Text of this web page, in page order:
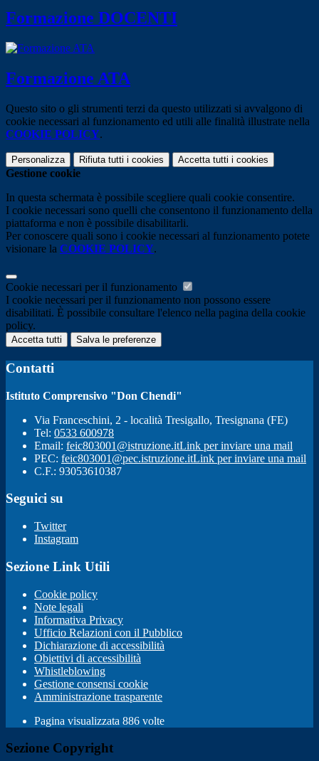
Formazione DOCENTI
Formazione ATA
Questo sito o gli strumenti terzi da questo utilizzati si avvalgono di
cookie necessari al funzionamento ed utili alle finalità illustrate nella
COOKIE POLICY.
Personalizza Rifiuta tutti i cookies Accetta tutti i cookies
Gestione cookie
In questa schermata è possibile scegliere quali cookie consentire.
I cookie necessari sono quelli che consentono il funzionamento della
piattaforma e non è possibile disabilitarli.
Per conoscere quali sono i cookie necessari al funzionamento potete
visionare la COOKIE POLICY.
Cookie necessari per il funzionamento
I cookie necessari per il funzionamento non possono essere
disabilitati. È possibile consultare l'elenco nella pagina della cookie
policy.
Accetta tutti Salva le preferenze
Contatti
Istituto Comprensivo "Don Chendi"
Via Franceschini, 2 - località Tresigallo, Tresignana (FE)
Tel: 0533 600978
Email: feic803001@istruzione.itLink per inviare una mail
PEC: feic803001@pec.istruzione.itLink per inviare una mail
C.F.: 93053610387
Seguici su
Twitter
Instagram
Sezione Link Utili
Cookie policy
Note legali
Informativa Privacy
Ufficio Relazioni con il Pubblico
Dichiarazione di accessibilità
Obiettivi di accessibilità
Whistleblowing
Gestione consensi cookie
Amministrazione trasparente
Pagina visualizzata 886 volte
Sezione Copyright